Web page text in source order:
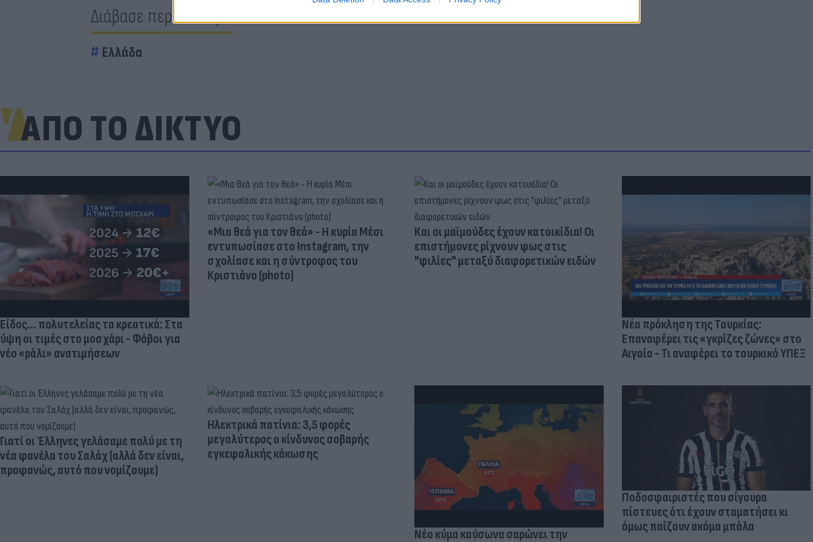
Διάβασε περισσότερα
Ελλάδα
ΑΠΟ ΤΟ ΔΙΚΤΥΟ
Είδος... πολυτελείας τα κρεατικά: Στα
ύψη οι τιμές στο μοσχάρι - Φόβοι για
νέο «ράλι» ανατιμήσεων
«Μια θεά για τον θεό» - Η κυρία Μέσι
εντυπωσίασε στο Instagram, την
σχολίασε και η σύντροφος του
Κριστιάνο (photo)
Και οι μαϊμούδες έχουν κατοικίδια! Οι
επιστήμονες ρίχνουν φως στις
"φιλίες" μεταξύ διαφορετικών ειδών
Νέα πρόκληση της Τουρκίας:
Επαναφέρει τις «γκρίζες ζώνες» στο
Αιγαίο - Τι αναφέρει το τουρκικό ΥΠΕΞ
Γιατί οι Έλληνες γελάσαμε πολύ με τη
νέα φανέλα του Σαλάχ (αλλά δεν είναι,
προφανώς, αυτό που νομίζουμε)
Ηλεκτρικά πατίνια: 3,5 φορές
μεγαλύτερος ο κίνδυνος σοβαρής
εγκεφαλικής κάκωσης
Νέο κύμα καύσωνα σαρώνει την
Ποδοσφαιριστές που σίγουρα
πίστευες ότι έχουν σταματήσει κι
όμως παίζουν ακόμα μπάλα